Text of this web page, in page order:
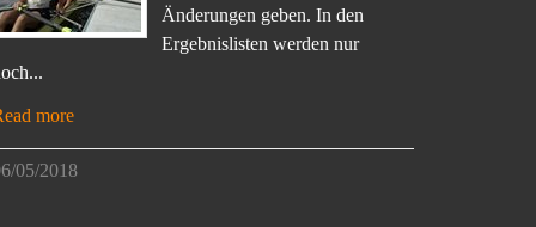
Änderungen geben. In den
Ergebnislisten werden nur
more
05/2018